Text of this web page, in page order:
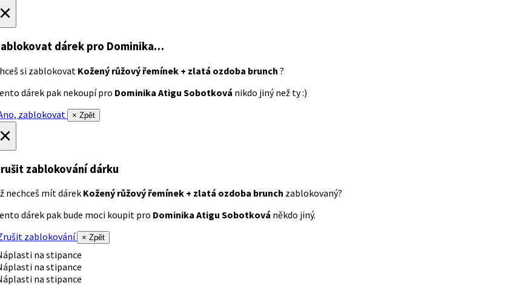
dárek pro Dominika…
si zablokovat Kožený růžový řemínek + zlatá ozdoba brunch ?
dárek pak nekoupí pro Dominika Atigu Sobotková nikdo jiný než ty :)
zablokovat
× Zpět
zablokování dárku
nechceš mít dárek Kožený růžový řemínek + zlatá ozdoba brunch zablokovaný?
dárek pak bude moci koupit pro Dominika Atigu Sobotková někdo jiný.
zablokování
× Zpět